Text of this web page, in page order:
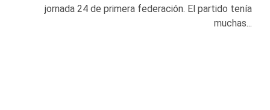
jornada 24 de primera federación. El partido tenía
muchas...